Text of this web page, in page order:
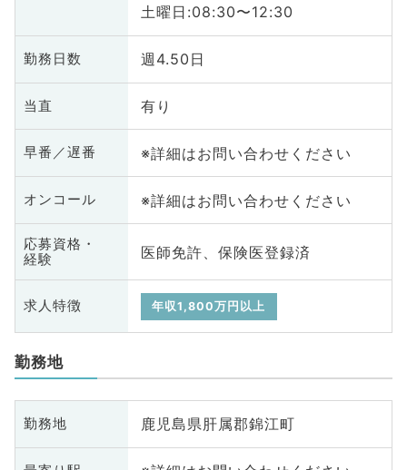
土曜日:08:30〜12:30
勤務日数 週4.50日
当直 有り
早番／遅番 ※詳細はお問い合わせください
オンコール ※詳細はお問い合わせください
応募資格・
経験
医師免許、保険医登録済
求人特徴 年収1,800万円以上
勤務地
勤務地 鹿児島県肝属郡錦江町